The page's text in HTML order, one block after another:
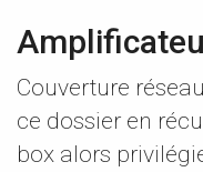
Couverture
ce dossier en
box alors